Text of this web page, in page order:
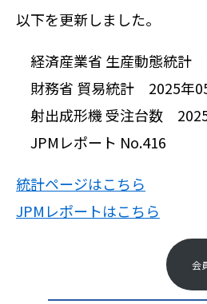
以下を更新しました。
経済産業省 生産動態統計
財務省 貿易統計 2025年
射出成形機 受注台数
JPMレポート No.416
統計ページはこちら
JPMレポートはこちら
会